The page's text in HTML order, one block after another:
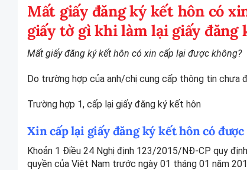
Mất giấy đăng ký kết hôn có
giấy tờ gì khi làm lại giấy đăng
Mất giấy đăng ký kết hôn có xin cấp lại được không?
Do trường hợp của anh/chị cung cấp thông tin chưa
Trường hợp 1, cấp lại giấy đăng ký kết hôn
Xin cấp lại giấy đăng ký kết hôn có
Khoản 1 Điều 24 Nghị định 123/2015/NĐ-CP quy
quyền của Việt Nam trước ngày 01 tháng 01 năm